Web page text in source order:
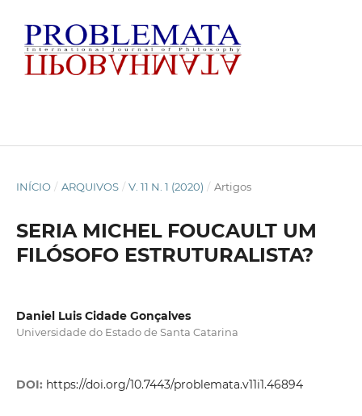
INÍCIO / ARQUIVOS / V. 11 N. 1 (2020) / Artigos
SERIA MICHEL FOUCAULT UM
FILÓSOFO ESTRUTURALISTA?
Daniel Luis Cidade Gonçalves
Universidade do Estado de Santa Catarina
DOI: https://doi.org/10.7443/problemata.v11i1.46894